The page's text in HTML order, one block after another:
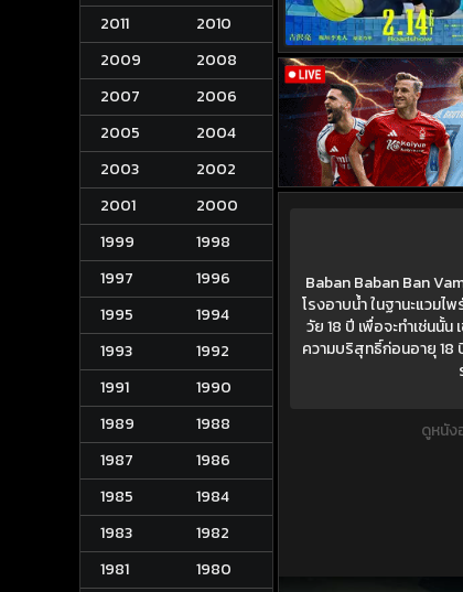
2011
2010
2009
2008
2007
2006
2005
2004
2003
2002
2001
2000
1999
1998
1997
1996
1995
1994
1993
1992
1991
1990
1989
1988
1987
1986
1985
1984
1983
1982
1981
1980
Baban Baban Ban
โรงอาบน้ำ ในฐานะแวม
วัย 18 ปี เพื่อจะทำเช่นนั้น
ความบริสุทธิ์ก่อนอายุ 18
ดูหนัง